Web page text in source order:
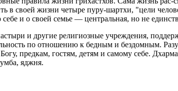
в своей жизни четыре пуру-шартхи, "цели
и о своей семье — центральная, но не
и другие религиозные учреждения,
по отношению к бедным и бездомным.
предкам, гостям, детям и самому себе.
яджня.